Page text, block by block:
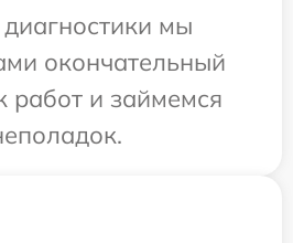
мы
окончательный
работ и займемся